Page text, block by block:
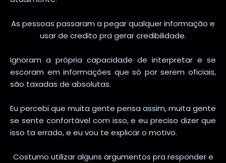
As pessoas passaram a pegar qualquer informação e
usar de credito pra gerar credibilidade.
Ignoram a própria capacidade de interpretar e se
escoram em informações que só por serem oficiais,
são taxadas de absolutas.
Eu percebi que muita gente pensa assim, muita gente
se sente confortável com isso, e eu preciso dizer que
isso ta errado, e eu vou te explicar o motivo.
Costumo utilizar alguns argumentos pra responder e